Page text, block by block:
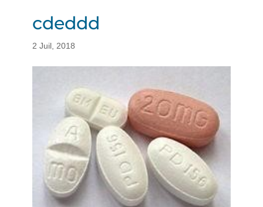
cdeddd
2 Juil, 2018